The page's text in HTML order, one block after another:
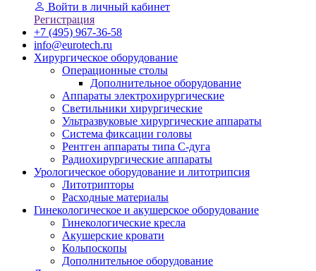
Войти в личный кабинет
Регистрация
+7 (495) 967-36-58
info@eurotech.ru
Хирургическое оборудование
Операционные столы
Дополнительное оборудование
Аппараты электрохирургические
Светильники хирургические
Ультразвуковые хирургические аппараты
Система фиксации головы
Рентген аппараты типа С-дуга
Радиохирургические аппараты
Урологическое оборудование и литотрипсия
Литотрипторы
Расходные материалы
Гинекологическое и акушерское оборудование
Гинекологические кресла
Акушерские кровати
Кольпоскопы
Дополнительное оборудование